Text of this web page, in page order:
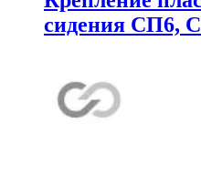
сидения СП6,